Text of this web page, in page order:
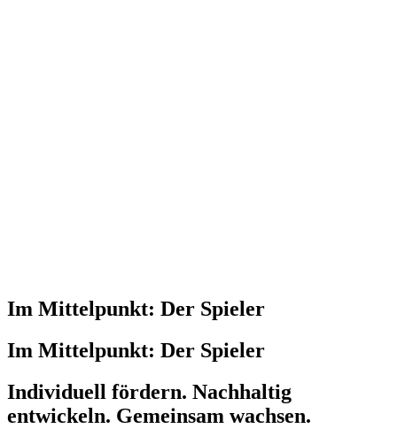
Im Mittelpunkt: Der Spieler
Im Mittelpunkt: Der Spieler
Individuell fördern. Nachhaltig
entwickeln. Gemeinsam wachsen.